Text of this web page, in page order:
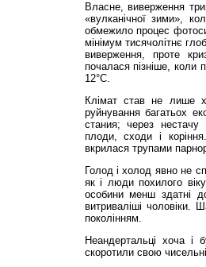
Власне, виверження
«вулканічної зими»,
обмежило процес
мінімум тисячолітнє
виверження, проте
почалася пізніше, коли
12°С.
Клімат став не лише
руйнування багатьох
стания; через нестачу
плоди, сходи і
вкрилася трупами
Голод і холод явно не
як і люди похилого
особини менш здатні
витриваліші
по­колінням.
Неандертальці хоча і
скороти­ли свою